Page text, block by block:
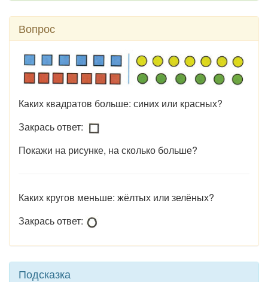
Вопрос
Каких квадратов больше: синих или красных?
Закрась ответ:
Покажи на рисунке, на сколько больше?
Каких кругов меньше: жёлтых или зелёных?
Закрась ответ:
Подсказка